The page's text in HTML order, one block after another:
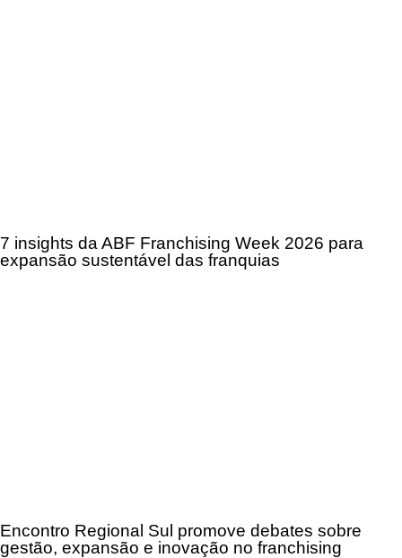
7 insights da ABF Franchising Week 2026 para
expansão sustentável das franquias
Encontro Regional Sul promove debates sobre
gestão, expansão e inovação no franchising